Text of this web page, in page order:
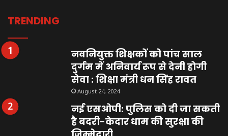
TRENDING
नवनियुक्त शिक्षकों को पांच साल
दुर्गम में अनिवार्य रूप से देनी होगी
सेवा : शिक्षा मंत्री धन सिंह रावत
August 24, 2024
नई एसओपी: पुलिस को दी जा सकती
है बदरी-केदार धाम की सुरक्षा की